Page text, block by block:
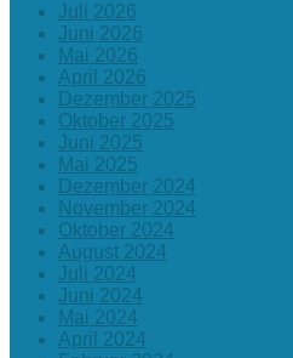
Juli 2026
Juni 2026
Mai 2026
April 2026
Dezember 2025
Oktober 2025
Juni 2025
Mai 2025
Dezember 2024
November 2024
Oktober 2024
August 2024
Juli 2024
Juni 2024
Mai 2024
April 2024